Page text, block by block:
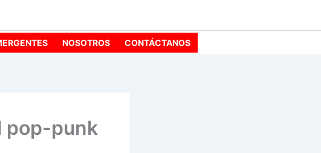
NOSOTROS CONTÁCTANOS
pop-punk